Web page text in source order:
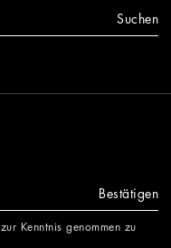
Suchen
Bestätigen
zur Kenntnis genommen zu